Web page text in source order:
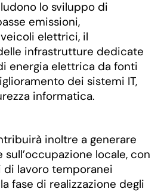
lo sviluppo di
emissioni,
elettrici, il
infrastrutture dedicate
energia elettrica da fonti
dei sistemi IT,
informatica.
inoltre a generare
locale, con
lavoro temporanei
fase di realizzazione degli